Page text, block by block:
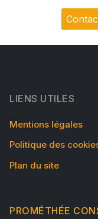
LIENS UTILES
Mentions légales
Politique des
Plan du site
PROMÉTHÉE